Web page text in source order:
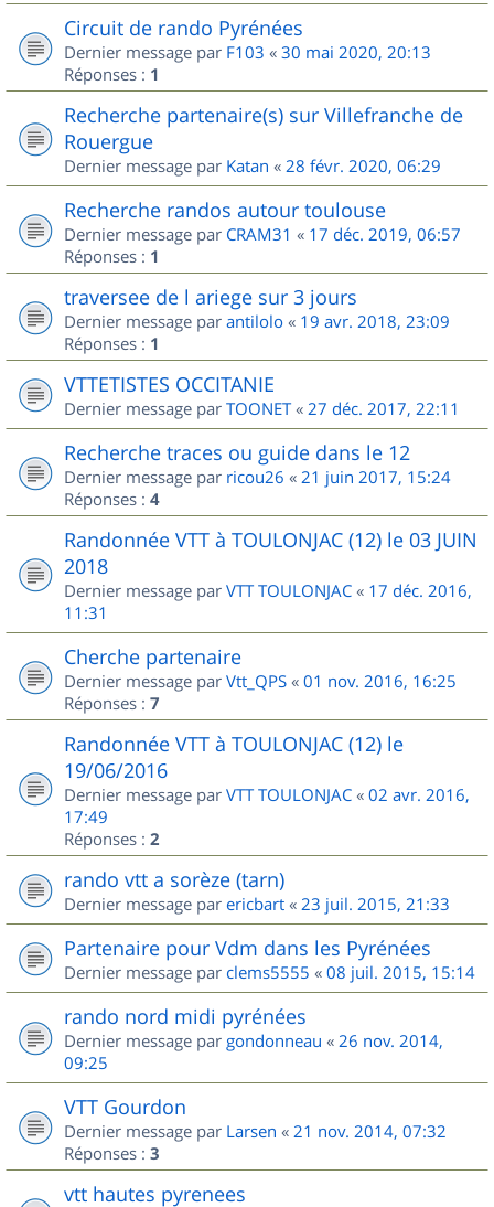
Circuit de rando Pyrénées
Dernier message par F103 « 30 mai 2020, 20:13
Réponses : 1
Recherche partenaire(s) sur Villefranche de
Rouergue
Dernier message par Katan « 28 févr. 2020, 06:29
Recherche randos autour toulouse
Dernier message par CRAM31 « 17 déc. 2019, 06:57
Réponses : 1
traversee de l ariege sur 3 jours
Dernier message par antilolo « 19 avr. 2018, 23:09
Réponses : 1
VTTETISTES OCCITANIE
Dernier message par TOONET« 27 déc. 2017, 22:11
Recherche traces ou guide dans le 12
Dernier message par ricou26 « 21 juin 2017, 15:24
Réponses : 4
Randonnée VTT à TOULONJAC (12) le 03 JUIN
2018
Dernier message par VTT TOULONJAC « 17 déc. 2016,
11:31
Cherche partenaire
Dernier message par Vtt_QPS « 01 nov. 2016, 16:25
Réponses : 7
Randonnée VTT à TOULONJAC (12) le
19/06/2016
Dernier message par VTT TOULONJAC « 02 avr. 2016,
17:49
Réponses : 2
rando vtt a sorèze (tarn)
Dernier message par ericbart « 23 juil. 2015, 21:33
Partenaire pour Vdm dans les Pyrénées
Dernier message par clems5555 « 08 juil. 2015, 15:14
rando nord midi pyrénées
Dernier message par gondonneau « 26 nov. 2014,
09:25
VTT Gourdon
Dernier message par Larsen « 21 nov. 2014, 07:32
Réponses : 3
vtt hautes pyrenees